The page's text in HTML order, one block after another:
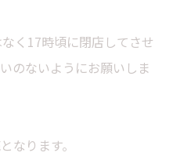
く17時頃に閉店してさせ
のないようにお願いしま
なります。